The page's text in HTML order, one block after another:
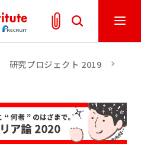
研究プロジェクト 2019